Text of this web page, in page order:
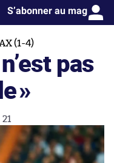
S’abonner au mag
(1-4)
pas
»
21